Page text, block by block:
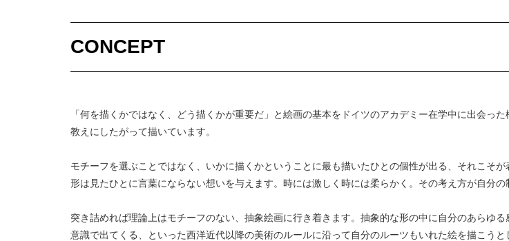
CONCEPT
「何を描くかではなく、どう描くかが重要だ」と絵画の基本をドイツのアカデミー在学中に出会っ
教えにしたがって描いています。
モチーフを選ぶことではなく、いかに描くかということに最も描いたひとの個性が出る、それこそ
形は見たひとに言葉にならない想いを与えます。時には激しく時には柔らかく。その考え方が自分の
突き詰めれば理論上はモチーフのない、抽象絵画に行き着きます。抽象的な形の中に自分のあらゆ
意識で出てくる、といった西洋近代以降の美術のルールに沿って自分のルーツもいれた絵を描こう